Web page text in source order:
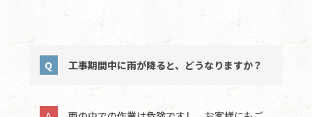
工事期間中に雨が降ると、どうなりますか？